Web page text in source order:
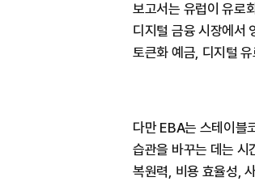
보고서는 유럽이 유로
디지털 금융 시장에서
토큰화 예금, 디지털
다만 EBA는 스테이블
습관을 바꾸는 데는 시
복원력, 비용 효율성,